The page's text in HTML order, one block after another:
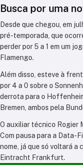
Busca por uma
Desde que chegou, em
pré-temporada, que
perder por 5 a 1 em um
Flamengo.
Além disso, esteve à
por 4 a 0 sobre o
derrota para o
Bremen, ambos pela
O auxiliar técnico Rogier
Com pausa para a Data-
nome, já que só voltará a
Eintracht Frankfurt.